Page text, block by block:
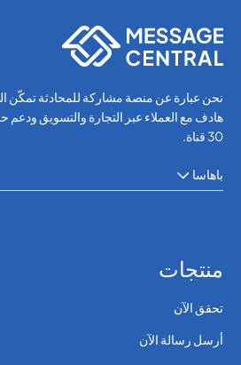
نحن عبارة عن منصة مشاركة للمحادثة تمكّن
هادف مع العملاء عبر التجارة والتسويق ودعم
30 قناة.
باهاسا
منتجات
تحقق الآن
أرسل رسالة الآن